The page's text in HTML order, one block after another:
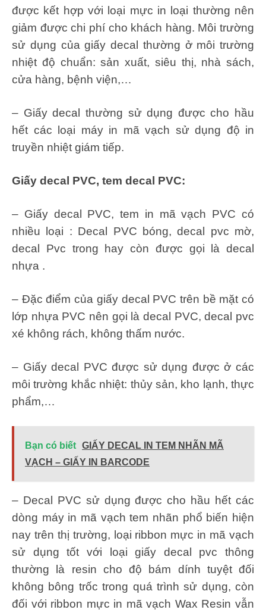
được kết hợp với loại mực in loại thường nên
giảm được chi phí cho khách hàng. Môi trường
sử dụng của giấy decal thường ở môi trường
nhiệt độ chuẩn: sản xuất, siêu thị, nhà sách,
cửa hàng, bệnh viện,…
– Giấy decal thường sử dụng được cho hầu
hết các loại máy in mã vạch sử dụng độ in
truyền nhiệt giám tiếp.
Giấy decal PVC, tem decal PVC:
– Giấy decal PVC, tem in mã vạch PVC có
nhiều loại : Decal PVC bóng, decal pvc mờ,
decal Pvc trong hay còn được gọi là decal
nhựa .
– Đặc điểm của giấy decal PVC trên bề mặt có
lớp nhựa PVC nên gọi là decal PVC, decal pvc
xé không rách, không thấm nước.
– Giấy decal PVC được sử dụng được ở các
môi trường khắc nhiệt: thủy sản, kho lạnh, thực
phẩm,…
Bạn có biết GIẤY DECAL IN TEM NHÃN MÃ
VẠCH – GIẤY IN BARCODE
– Decal PVC sử dụng được cho hầu hết các
dòng máy in mã vạch tem nhãn phổ biến hiện
nay trên thị trường, loại ribbon mực in mã vạch
sử dụng tốt với loại giấy decal pvc thông
thường là resin cho độ bám dính tuyệt đối
không bông trốc trong quá trình sử dụng, còn
đối với ribbon mực in mã vạch Wax Resin vẫn